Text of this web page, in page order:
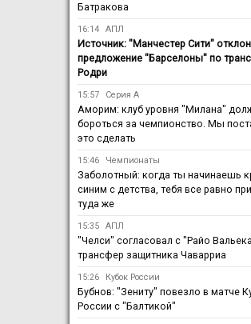
Батракова
16:14 АПЛ
Источник: "Манчестер Сити"
предложение "Барселоны" по
Родри
15:57 Серия А
Аморим: клуб уровня "Милана"
бороться за чемпионство. Мы
это сделать
15:46 Чемпионаты
Заболотный: когда ты начинаешь
синим с детства, тебя все равно
туда же
15:35 АПЛ
"Челси" согласовал с "Райо
трансфер защитника Чаварриа
15:26 Кубок России
Бубнов: "Зениту" повезло в матче
России с "Балтикой"